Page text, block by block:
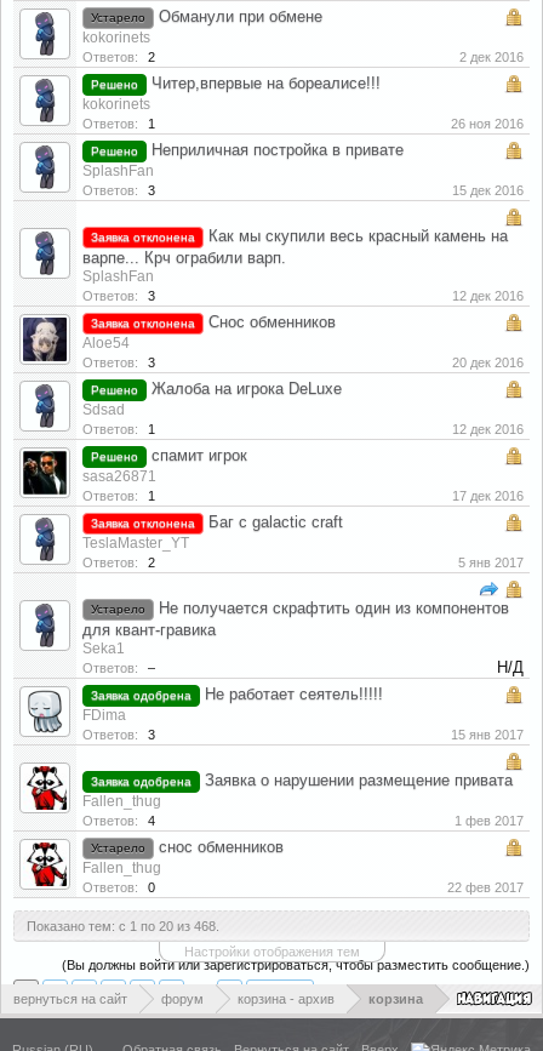
Устарело Обманули при обмене
kokorinets
Ответов: 2 2 дек 2016
Решено Читер,впервые на бореалисе!!!
kokorinets
Ответов: 1 26 ноя 2016
Решено Неприличная постройка в привате
SplashFan
Ответов: 3 15 дек 2016
Заявка отклонена
Как мы скупили весь красный камень на
варпе... Крч ограбили варп.
SplashFan
Ответов: 3 12 дек 2016
Заявка отклонена Снос обменников
Aloe54
Ответов: 3 20 дек 2016
Решено Жалоба на игрока DeLuxe
Sdsad
Ответов: 1 12 дек 2016
Решено спамит игрок
sasa26871
Ответов: 1 17 дек 2016
Заявка отклонена Баг с galactic craft
TeslaMaster_YT
Ответов: 2 5 янв 2017
Устарело
Не получается скрафтить один из компонентов
для квант-гравика
Seka1
Ответов: – Н/Д
Заявка одобрена Не работает сеятель!!!!!
FDima
Ответов: 3 15 янв 2017
Заявка одобрена Заявка о нарушении размещение привата
Fallen_thug
Ответов: 4 1 фев 2017
Устарело снос обменников
Fallen_thug
Ответов: 0 22 фев 2017
Показано тем: с 1 по 20 из 468.
Настройки отображения тем
(Вы должны войти или зарегистрироваться, чтобы разместить сообщение.)
4 5 24
вернуться на сайт форум корзина - архив корзина